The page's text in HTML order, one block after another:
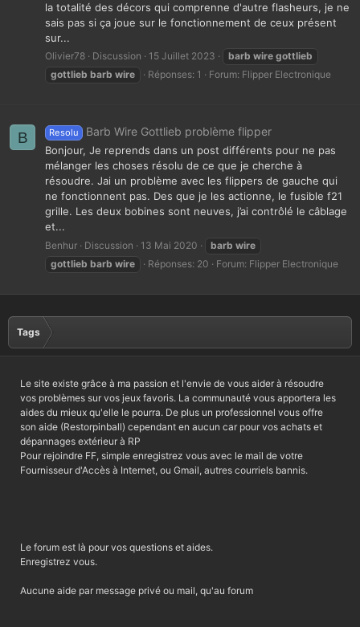
la totalité des décors qui comprenne d'autre flasheurs, je ne
sais pas si ça joue sur le fonctionnement de ceux présent
sur...
Olivier78 Discussion 15 Juillet 2023 barb wire gottlieb
gottlieb barb wire Réponses: 1 Forum: Flipper Electronique
B Resolu Barb Wire Gottlieb problème flipper
Bonjour, Je reprends dans un post différents pour ne pas
mélanger les choses résolu de ce que je cherche à
résoudre. Jai un problème avec les flippers de gauche qui
ne fonctionnent pas. Des que je les actionne, le fusible f21
grille. Les deux bobines sont neuves, j’ai contrôlé le câblage
et...
Benhur Discussion 13 Mai 2020 barb wire
gottlieb barb wire Réponses: 20 Forum: Flipper Electronique
Tags
Le site existe grâce à ma passion et l'envie de vous aider à résoudre
vos problèmes sur vos jeux favoris. La communauté vous apportera les
aides du mieux qu'elle le pourra. De plus un professionnel vous offre
son aide (Restorpinball) cependant en aucun car pour vos achats et
dépannages extérieur à RP
Pour rejoindre FF, simple enregistrez vous avec le mail de votre
Fournisseur d'Accès à Internet, ou Gmail, autres courriels bannis.
Le forum est là pour vos questions et aides.
Enregistrez vous.
Aucune aide par message privé ou mail, qu'au forum